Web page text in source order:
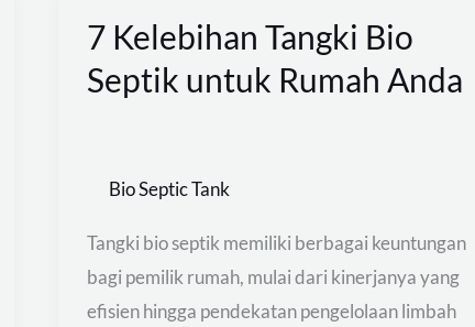
7 Kelebihan Tangki Bio
Septik untuk Rumah Anda
Bio Septic Tank
Tangki bio septik memiliki berbagai keuntungan
bagi pemilik rumah, mulai dari kinerjanya yang
efisien hingga pendekatan pengelolaan limbah
7
Kelebihan
Tangki
untuk
Rumah
Anda